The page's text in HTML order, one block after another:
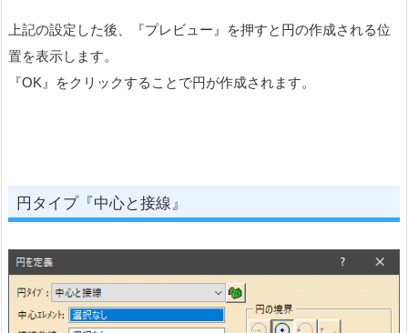
上記の設定した後、『プレビュー』を押すと円の作成される位
置を表示します。
『OK』をクリックすることで円が作成されます。
円タイプ『中心と接線』